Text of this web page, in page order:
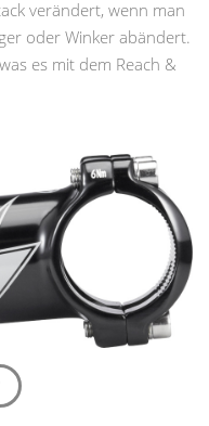
verändert, wenn man
oder Winker abändert.
es mit dem Reach &